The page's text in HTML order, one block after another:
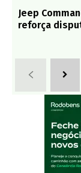
Jeep
reforça